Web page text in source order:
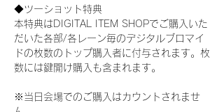
◆ツーショット特典
本特典はDIGITAL ITEM SHOPでご購入いた
だいた各部/各レーン毎のデジタルブロマイ
ドの枚数のトップ購入者に付与されます。枚
数には鍵開け購入も含まれます。
※当日会場でのご購入はカウントされませ